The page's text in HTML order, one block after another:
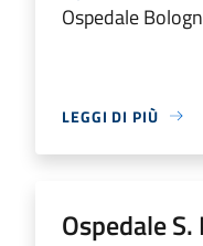
Ospedale
LEGGI DI PIÙ
Ospedale